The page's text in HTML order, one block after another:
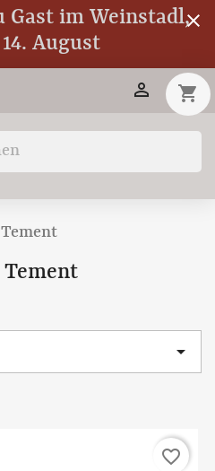
im Weinstadl,
August
close
shopping_cart

Tement

favorite_border